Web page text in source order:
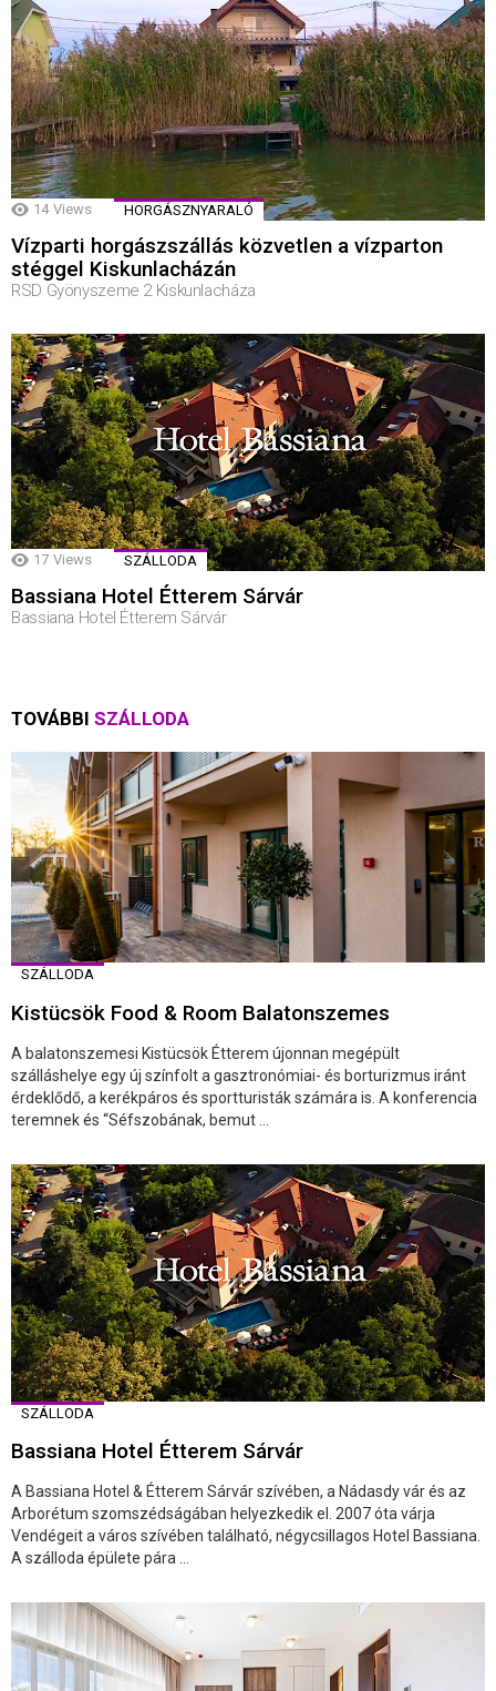
14 Views HORGÁSZNYARALÓ
Vízparti horgászszállás közvetlen a vízparton
stéggel Kiskunlacházán
RSD Gyönyszeme 2 Kiskunlacháza
17 Views SZÁLLODA
Bassiana Hotel Étterem Sárvár
Bassiana Hotel Étterem Sárvár
TOVÁBBI SZÁLLODA
SZÁLLODA
Kistücsök Food & Room Balatonszemes
A balatonszemesi Kistücsök Étterem újonnan megépült
szálláshelye egy új színfolt a gasztronómiai- és borturizmus iránt
érdeklődő, a kerékpáros és sportturisták számára is. A konferencia
teremnek és “Séfszobának, bemut ...
SZÁLLODA
Bassiana Hotel Étterem Sárvár
A Bassiana Hotel & Étterem Sárvár szívében, a Nádasdy vár és az
Arborétum szomszédságában helyezkedik el. 2007 óta várja
Vendégeit a város szívében található, négycsillagos Hotel Bassiana.
A szálloda épülete pára ...